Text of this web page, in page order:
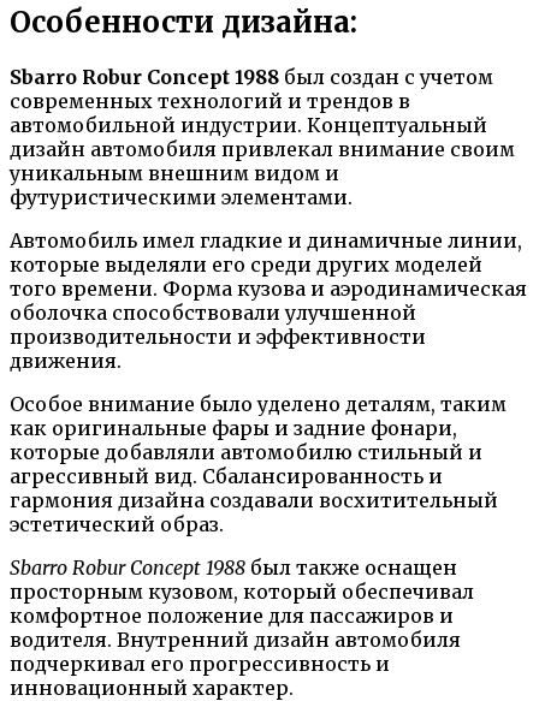
Особенности дизайна:
Sbarro Robur Concept 1988 был создан с учетом
современных технологий и трендов в
автомобильной индустрии. Концептуальный
дизайн автомобиля привлекал внимание своим
уникальным внешним видом и
футуристическими элементами.
Автомобиль имел гладкие и динамичные линии,
которые выделяли его среди других моделей
того времени. Форма кузова и аэродинамическая
оболочка способствовали улучшенной
производительности и эффективности
движения.
Особое внимание было уделено деталям, таким
как оригинальные фары и задние фонари,
которые добавляли автомобилю стильный и
агрессивный вид. Сбалансированность и
гармония дизайна создавали восхитительный
эстетический образ.
Sbarro Robur Concept 1988 был также оснащен
просторным кузовом, который обеспечивал
комфортное положение для пассажиров и
водителя. Внутренний дизайн автомобиля
подчеркивал его прогрессивность и
инновационный характер.